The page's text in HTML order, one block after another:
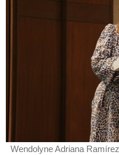
Wendolyne Adriana